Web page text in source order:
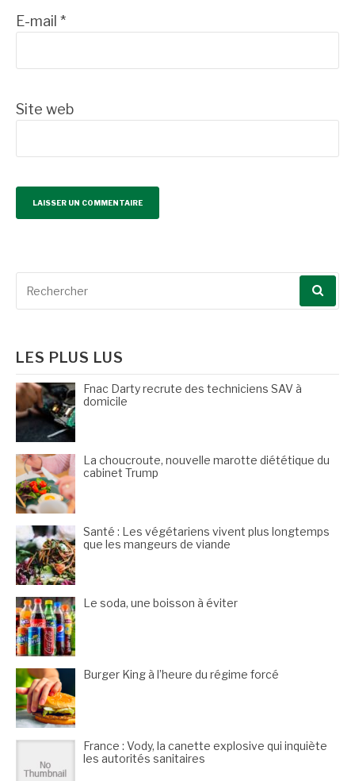
E-mail *
Site web
LES PLUS LUS
Fnac Darty recrute des techniciens SAV à
domicile
La choucroute, nouvelle marotte diététique du
cabinet Trump
Santé : Les végétariens vivent plus longtemps
que les mangeurs de viande
Le soda, une boisson à éviter
Burger King à l’heure du régime forcé
France : Vody, la canette explosive qui inquiète
les autorités sanitaires